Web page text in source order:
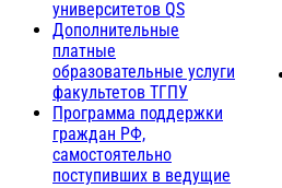
университетов QS
Дополнительные
платные
образовательные услуги
факультетов ТГПУ
Программа поддержки
граждан РФ,
самостоятельно
поступивших в ведущие